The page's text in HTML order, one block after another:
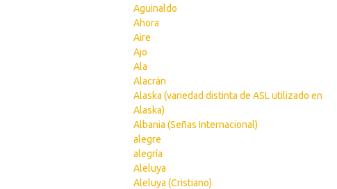
Aguinaldo
Ahora
Aire
Ajo
Ala
Alacrán
Alaska (variedad distinta de ASL utilizado en
Alaska)
Albania (Señas Internacional)
alegre
alegría
Aleluya
Aleluya (Cristiano)